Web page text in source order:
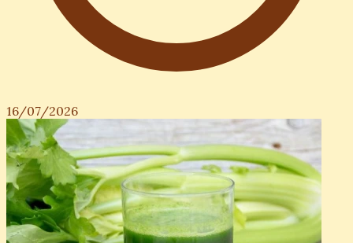
16/07/2026